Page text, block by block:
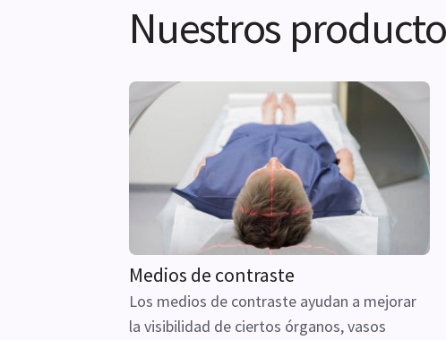
Nuestros
Medios de contraste
Los medios de contraste ayudan a mejorar
la visibilidad de ciertos órganos, vasos